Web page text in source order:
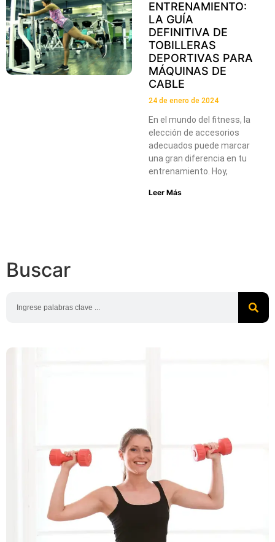
ENTRENAMIENTO:
LA GUÍA
DEFINITIVA DE
TOBILLERAS
DEPORTIVAS PARA
MÁQUINAS DE
CABLE
24 de enero de 2024
En el mundo del fitness, la
elección de accesorios
adecuados puede marcar
una gran diferencia en tu
entrenamiento. Hoy,
Leer Más
Buscar